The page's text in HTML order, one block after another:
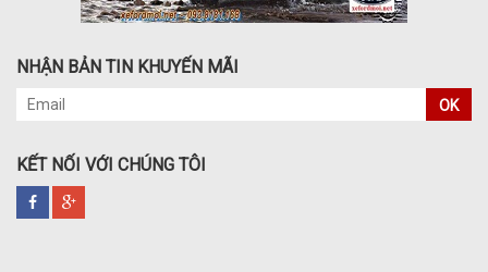
NHẬN BẢN TIN KHUYẾN MÃI
OK
KẾT NỐI VỚI CHÚNG TÔI